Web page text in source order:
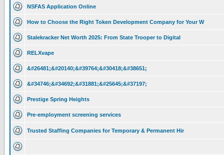
NSFAS Application Online
How to Choose the Right Token Development Company for Your W
Stalekracker Net Worth 2025: From State Trooper to Digital
RELXvape
&#26481;&#20140;&#39764;&#30418;&#38651;
&#34746;&#34692;&#31881;&#25645;&#37197;
Prestige Spring Heights
Pre-employment screening services
Trusted Staffing Companies for Temporary & Permanent Hir